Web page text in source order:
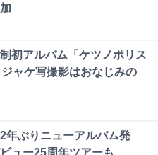
初アルバム「ケツノポリス
ャケ写撮影はおなじみの
年ぶりニューアルバム発